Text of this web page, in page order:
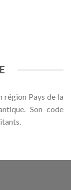
région Pays de la
Son code